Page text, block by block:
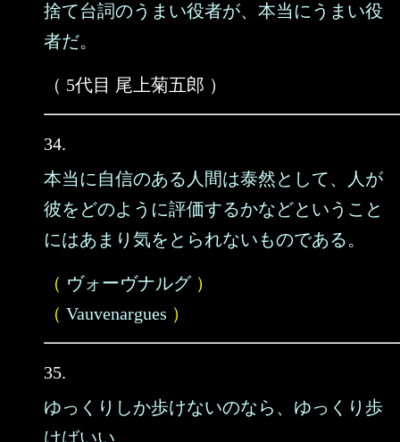
捨て台詞のうまい役者が、本当にうまい役
者だ。
（ 5代目 尾上菊五郎 ）
34.
本当に自信のある人間は泰然として、人が
彼をどのように評価するかなどということ
にはあまり気をとられないものである。
（ ヴォーヴナルグ）
（ Vauvenargues ）
35.
ゆっくりしか歩けないのなら、ゆっくり歩
けばいい。